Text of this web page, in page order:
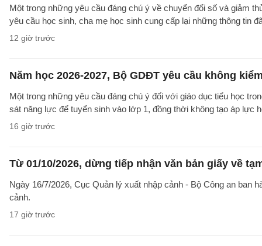
Một trong những yêu cầu đáng chú ý về chuyển đổi số và giảm
yêu cầu học sinh, cha mẹ học sinh cung cấp lại những thông tin
12 giờ trước
Năm học 2026-2027, Bộ GDĐT yêu cầu không
Một trong những yêu cầu đáng chú ý đối với giáo dục tiểu học
sát năng lực để tuyển sinh vào lớp 1, đồng thời không tạo áp
16 giờ trước
Từ 01/10/2026, dừng tiếp nhận văn bản giấy về
Ngày 16/7/2026, Cục Quản lý xuất nhập cảnh - Bộ Công an ban
cảnh.
17 giờ trước